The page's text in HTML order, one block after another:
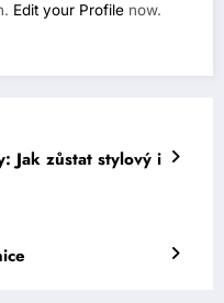
Edit your Profile now.
Jak zůstat stylový i